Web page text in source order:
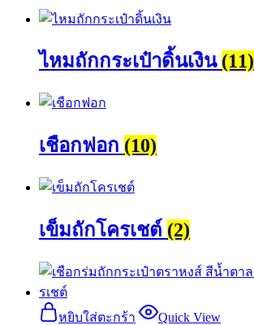
ไหมถักกระเป๋าดิ้นเงิน (11)
เชือกฟอก (10)
เข็มถักโครเชต์ (2)
หยิบใส่ตะกร้า Quick View